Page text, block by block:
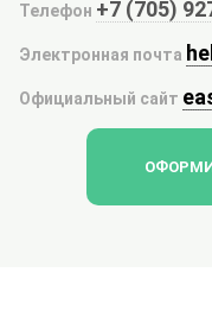
Телефон +7 (705)
Электронная почта
Официальный сайт